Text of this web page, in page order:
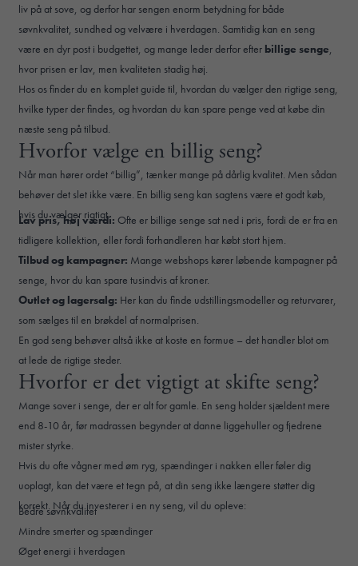
liv på at sove, og derfor har sengen enorm betydning for både
søvnkvalitet, sundhed og velvære i hverdagen. Samtidig kan en seng
være en dyr post i budgettet, og mange leder derfor efter billige senge,
hvor prisen er lav, men kvaliteten stadig høj.
Hos os finder du en komplet guide til, hvordan du vælger den rigtige seng,
hvilke typer der findes, og hvordan du kan spare penge ved at købe din
næste seng på tilbud.
Hvorfor vælge en billig seng?
Når man hører ordet “billig”, tænker mange på dårlig kvalitet. Men sådan
behøver det slet ikke være. En billig seng kan sagtens være et godt køb,
hvis du vælger rigtigt.
Lav pris, høj værdi: Ofte er billige senge sat ned i pris, fordi de er fra en
tidligere kollektion, eller fordi forhandleren har købt stort hjem.
Tilbud og kampagner: Mange webshops kører løbende kampagner på
senge, hvor du kan spare tusindvis af kroner.
Outlet og lagersalg: Her kan du finde udstillingsmodeller og returvarer,
som sælges til en brøkdel af normalprisen.
En god seng behøver altså ikke at koste en formue – det handler blot om
at lede de rigtige steder.
Hvorfor er det vigtigt at skifte seng?
Mange sover i senge, der er alt for gamle. En seng holder sjældent mere
end 8-10 år, før madrassen begynder at danne liggehuller og fjedrene
mister styrke.
Hvis du ofte vågner med øm ryg, spændinger i nakken eller føler dig
uoplagt, kan det være et tegn på, at din seng ikke længere støtter dig
korrekt. Når du investerer i en ny seng, vil du opleve:
Bedre søvnkvalitet
Mindre smerter og spændinger
Øget energi i hverdagen